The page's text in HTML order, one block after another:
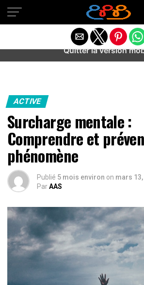
Warning
: preg_match(): Unknown modifier
/home/u589487443/domains/
content/plugins/idev-post-views/
ACTIVE
Surcharge mentale :
Comprendre et
phénomène
Publié 5 mois environ on mars
ParAAS
Quitter la version